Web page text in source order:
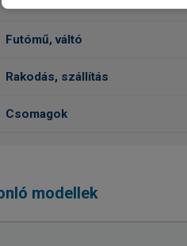
Futómű, váltó
Rakodás, szállítás
Csomagok
modellek